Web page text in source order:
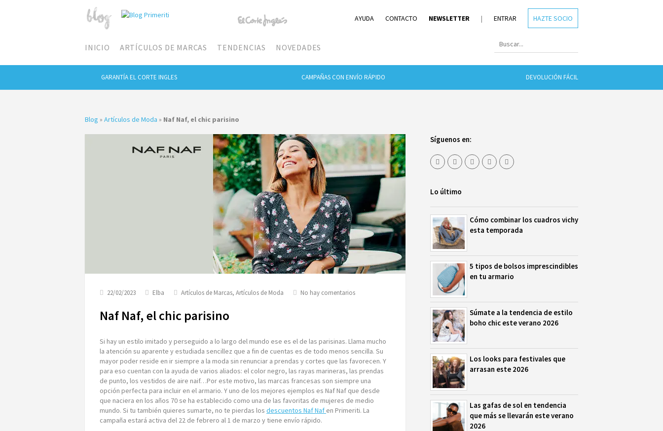
AYUDA CONTACTO NEWSLETTER | ENTRAR HAZTE SOCIO
INICIO ARTÍCULOS DE MARCAS TENDENCIAS NOVEDADES
GARANTÍA EL CORTE INGLES CAMPAÑAS CON ENVÍO RÁPIDO DEVOLUCIÓN FÁCIL
Blog » Artículos de Moda » Naf Naf, el chic parisino
22/02/2023 Elba Artículos de Marcas, Artículos de Moda No hay comentariosen
Naf Naf, el chic parisino
Si hay un estilo imitado y perseguido a lo largo del mundo ese es el de las parisinas. Llama mucho
la atención su aparente y estudiada sencillez que a fin de cuentas es de todo menos sencilla. Su
mayor poder reside en ir siempre a la moda sin renunciar a prendas y cortes que las favorecen. Y
para eso cuentan con la ayuda de varios aliados: el color negro, las rayas marineras, las prendas
de punto, los vestidos de aire naif…Por este motivo, las marcas francesas son siempre una
opción perfecta para incluir en el armario. Y uno de los mejores ejemplos es Naf Naf que desde
que naciera en los años 70 se ha establecido como una de las favoritas de mujeres de medio
mundo. Si tu también quieres sumarte, no te pierdas los descuentos Naf Naf en Primeriti. La
campaña estará activa del 22 de febrero al 1 de marzo y tiene envío rápido.
Síguenos en:
Lo último
Cómo combinar los cuadros vichy
esta temporada
5 tipos de bolsos imprescindibles
en tu armario
Súmate a la tendencia de estilo
boho chic este verano 2026
Los looks para festivales que
arrasan este 2026
Las gafas de sol en tendencia
que más se llevarán este verano
2026